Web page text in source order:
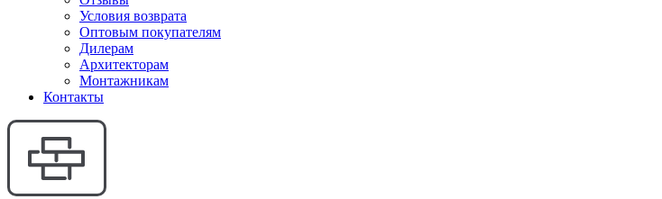
Условия возврата
Оптовым покупателям
Дилерам
Архитекторам
Монтажникам
Контакты